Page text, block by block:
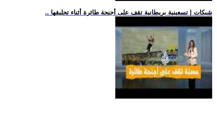
.. شبكات | تسعينية بريطانية تقف على أجنحة طائرة أثناء تحليقها